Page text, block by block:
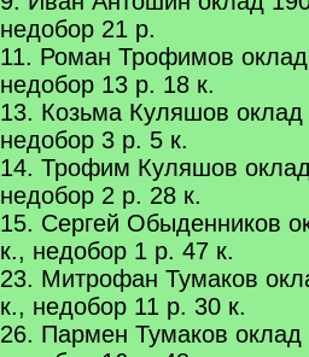
недобор 21 р.
11. Роман Трофимов
недобор 13 р. 18 к.
13. Козьма Куляшов оклад
недобор 3 р. 5 к.
14. Трофим Куляшов
недобор 2 р. 28 к.
15. Сергей Обыденников
к., недобор 1 р. 47 к.
23. Митрофан Тумаков
к., недобор 11 р. 30 к.
26. Пармен Тумаков оклад